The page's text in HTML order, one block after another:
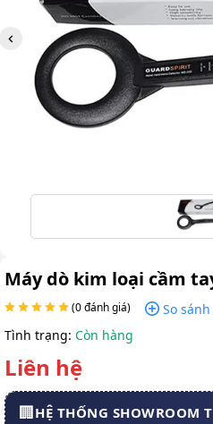
Máy dò kim loại cầm
(0 đánh giá) So sánh
Tình trạng: Còn hàng
Liên hệ
🏢HỆ THỐNG SHOWROOM